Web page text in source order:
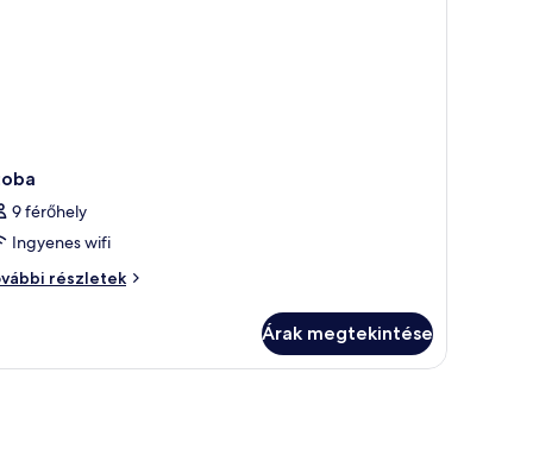
9 férőhely
Ingyenes wifi
részletek
Árak megtekintése